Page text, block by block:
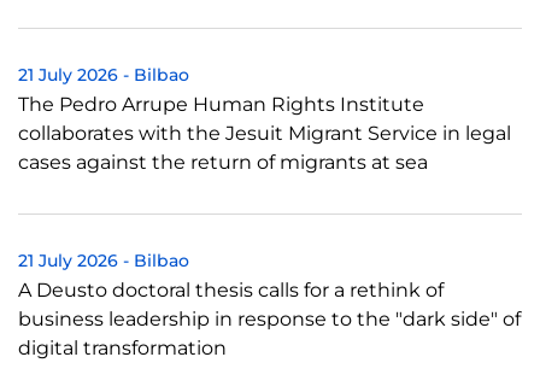
21 July 2026 - Bilbao
The Pedro Arrupe Human Rights Institute
collaborates with the Jesuit Migrant Service in legal
cases against the return of migrants at sea
21 July 2026 - Bilbao
A Deusto doctoral thesis calls for a rethink of
business leadership in response to the "dark side" of
digital transformation